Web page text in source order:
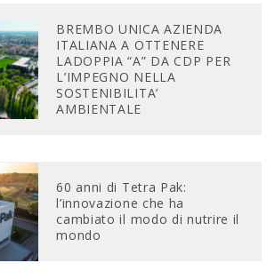
BREMBO UNICA AZIENDA
ITALIANA A OTTENERE
LADOPPIA “A” DA CDP PER
L’IMPEGNO NELLA
SOSTENIBILITA’
AMBIENTALE
60 anni di Tetra Pak:
l’innovazione che ha
cambiato il modo di nutrire il
mondo